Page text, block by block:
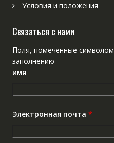
Условия и положения
Связаться с нами
Поля, помеченные символом
заполнению
имя
Электронная почта *